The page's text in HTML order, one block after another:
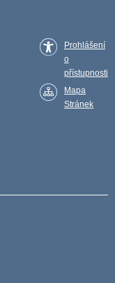
Prohlášení
o
přístupnosti
Mapa
Stránek